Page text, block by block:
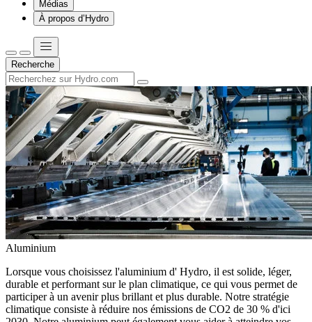
Médias
À propos d’Hydro
Recherche
Aluminium
Lorsque vous choisissez l'aluminium d' Hydro, il est solide, léger,
durable et performant sur le plan climatique, ce qui vous permet de
participer à un avenir plus brillant et plus durable. Notre stratégie
climatique consiste à réduire nos émissions de CO2 de 30 % d'ici